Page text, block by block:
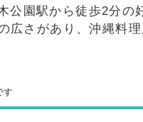
公園駅から徒歩2分の
広さがあり、沖縄料
す